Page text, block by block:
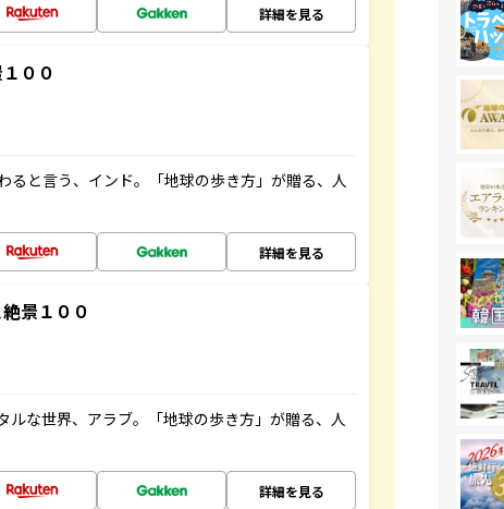
詳細を見る
００
ると言う、インド。「地球の歩き方」が贈る、人
詳細を見る
景１００
ルな世界、アラブ。「地球の歩き方」が贈る、人
詳細を見る